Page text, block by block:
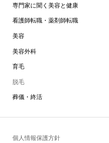
専門家に聞く美容と健康
看護師転職・薬剤師転職
美容
美容外科
育毛
脱毛
葬儀・終活
個人情報保護方針